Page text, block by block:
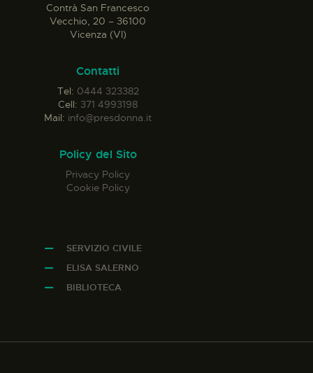
Contrà San Francesco
Vecchio, 20 – 36100
Vicenza (VI)
Contatti
Tel: 0444 323382
Cell: 371 4993198
Mail: info@presdonna.it
Policy del Sito
Privacy Policy
Cookie Policy
SERVIZIO CIVILE
ELISA SALERNO
BIBLIOTECA